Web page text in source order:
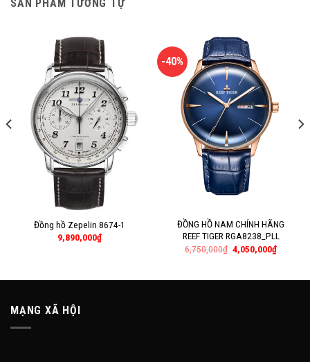
SẢN PHẨM TƯƠNG TỰ
Đồng hồ Zepelin 8674-1
9,890,000₫
-40%
ĐỒNG HỒ NAM CHÍNH HÃNG
REEF TIGER RGA8238_PLL
6,750,000₫ 4,050,000₫
MẠNG XÃ HỘI